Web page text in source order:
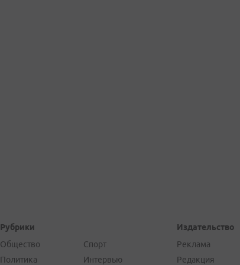
Рубрики
Общество
Политика
Спорт
Интервью
Издательство
Реклама
Редакция